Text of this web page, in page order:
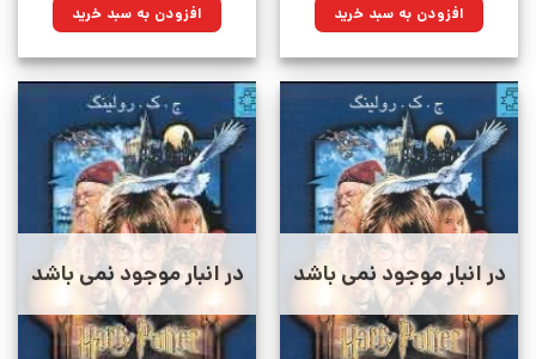
۳۵۰,۰۰۰تومان
بود.
۲۶۴,۲۵۰تومان.افزودن به سبد خرید ۱۵۰,۰۰۰تومان
بود.
۱۱۳,۲۵۰تومان.افزودن به سبد خرید
در انبار موجود نمی باشد در انبار موجود نمی باشد